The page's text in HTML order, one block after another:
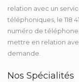
relation avec un
téléphoniques, le 118
numéro de
mettre en relation
demande.
Nos Spécialités